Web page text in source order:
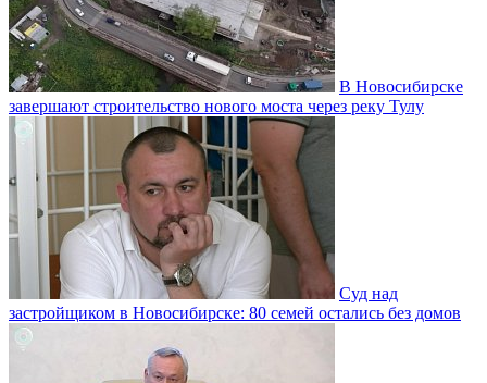
В Новосибирске
завершают строительство нового моста через реку Тулу
Суд над
застройщиком в Новосибирске: 80 семей остались без домов